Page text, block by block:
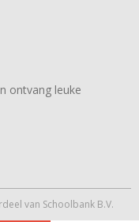
ontvang leuke
van Schoolbank B.V.